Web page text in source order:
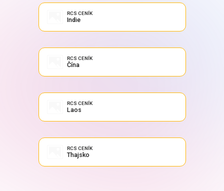
RCS CENÍK
Indie
RCS CENÍK
Čína
RCS CENÍK
Laos
RCS CENÍK
Thajsko